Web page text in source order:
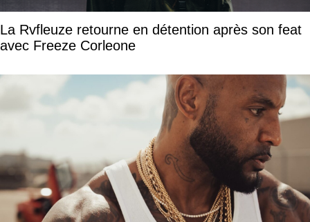
La Rvfleuze retourne en détention après son feat
avec Freeze Corleone